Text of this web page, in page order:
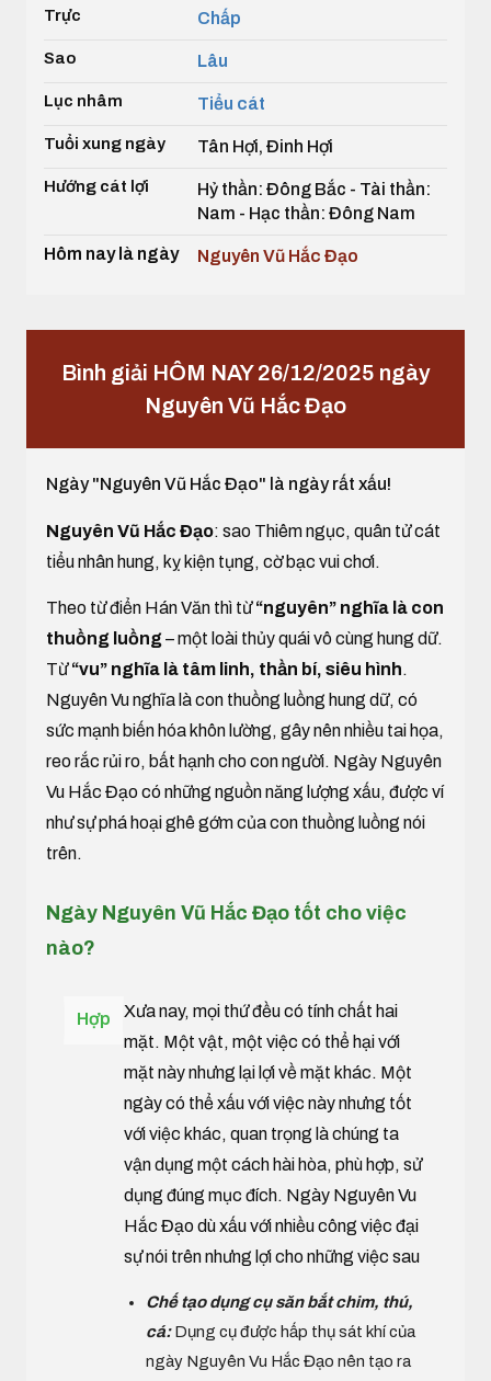
Trực Chấp
Sao Lâu
Lục nhâm Tiểu cát
Tuổi xung ngày Tân Hợi, Đinh Hợi
Hướng cát lợi
Hỷ thần: Đông Bắc - Tài thần:
Nam - Hạc thần: Đông Nam
Hôm nay là ngày Nguyên Vũ Hắc Đạo
Bình giải HÔM NAY 26/12/2025 ngày
Nguyên Vũ Hắc Đạo
Ngày "Nguyên Vũ Hắc Đạo" là ngày rất xấu!
Nguyên Vũ Hắc Đạo: sao Thiêm ngục, quân tử cát
tiểu nhân hung, kỵ kiện tụng, cờ bạc vui chơi.
Theo từ điển Hán Văn thì từ“nguyên” nghĩa là con
thuồng luồng– một loài thủy quái vô cùng hung dữ.
Từ“vu” nghĩa là tâm linh, thần bí, siêu hình.
Nguyên Vu nghĩa là con thuồng luồng hung dữ, có
sức mạnh biến hóa khôn lường, gây nên nhiều tai họa,
reo rắc rủi ro, bất hạnh cho con người. Ngày Nguyên
Vu Hắc Đạo có những nguồn năng lượng xấu, được ví
như sự phá hoại ghê gớm của con thuồng luồng nói
trên.
Ngày Nguyên Vũ Hắc Đạo tốt cho việc
nào?
Hợp
Xưa nay, mọi thứ đều có tính chất hai
mặt. Một vật, một việc có thể hại với
mặt này nhưng lại lợi về mặt khác. Một
ngày có thể xấu với việc này nhưng tốt
với việc khác, quan trọng là chúng ta
vận dụng một cách hài hòa, phù hợp, sử
dụng đúng mục đích. Ngày Nguyên Vu
Hắc Đạo dù xấu với nhiều công việc đại
sự nói trên nhưng lợi cho những việc sau
Chế tạo dụng cụ săn bắt chim, thú,
cá:Dụng cụ được hấp thụ sát khí của
ngày Nguyên Vu Hắc Đạo nên tạo ra